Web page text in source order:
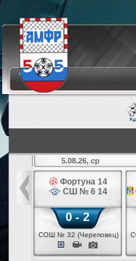
14
5.08.26, ср
Фортуна 14
СШ № 6 14
0 - 2
СОШ № 32 (Череповец)